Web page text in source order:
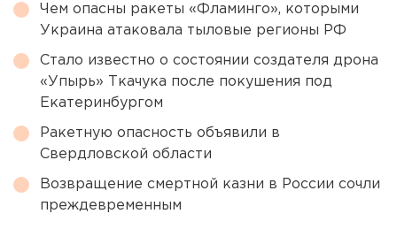
Чем опасны ракеты «Фламинго», которыми
Украина атаковала тыловые регионы РФ
Стало известно о состоянии создателя дрона
«Упырь» Ткачука после покушения под
Екатеринбургом
Ракетную опасность объявили в
Свердловской области
Возвращение смертной казни в России сочли
преждевременным